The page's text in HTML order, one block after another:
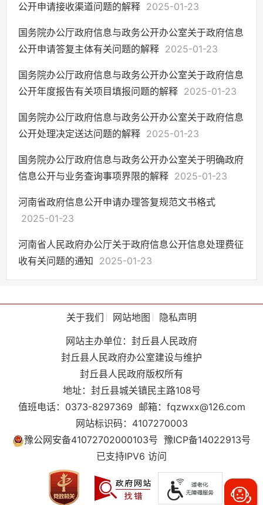
公开申请接收渠道问题的解释 2025-01-23
国务院办公厅政府信息与政务公开办公室关于政府信息
公开申请答复主体有关问题的解释 2025-01-23
国务院办公厅政府信息与政务公开办公室关于政府信息
公开年度报告有关项目填报问题的解释 2025-01-23
国务院办公厅政府信息与政务公开办公室关于政府信息
公开处理决定送达问题的解释 2025-01-23
国务院办公厅政府信息与政务公开办公室关于明确政府
信息公开与业务查询事项界限的解释 2025-01-23
河南省政府信息公开申请办理答复规范文书格式
2025-01-23
河南省人民政府办公厅关于政府信息公开信息处理费征
收有关问题的通知 2025-01-23
关于我们 网站地图
隐私声明
网站主办单位：封丘县人民政府
封丘县人民政府办公室建设与维护
封丘县人民政府版权所有
地址：封丘县城关镇民主路108号
值班电话：0373-8297369 邮箱：fqzwxx@126.com
网站标识码：4107270003
豫公网安备41072702000103号 豫ICP备14022913号
已支持IPV6 访问